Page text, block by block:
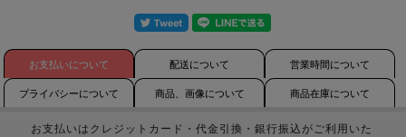
お支払いについて 配送について 営業時間について
プライバシーについて 商品、画像について 商品在庫について
お支払いはクレジットカード・代金引換・銀行振込がご利用いた